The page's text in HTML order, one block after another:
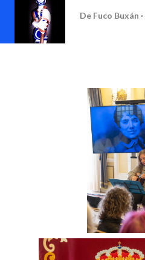
De Fuco Buxán